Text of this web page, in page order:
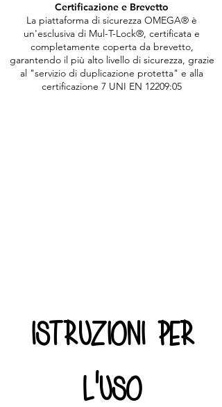
Certificazione e Brevetto
La piattaforma di sicurezza OMEGA® è
un'esclusiva di Mul-T-Lock®, certificata e
completamente coperta da brevetto,
garantendo il più alto livello di sicurezza, grazie
al "servizio di duplicazione protetta" e alla
certificazione 7 UNI EN 12209:05
istruzioni per
l'uso